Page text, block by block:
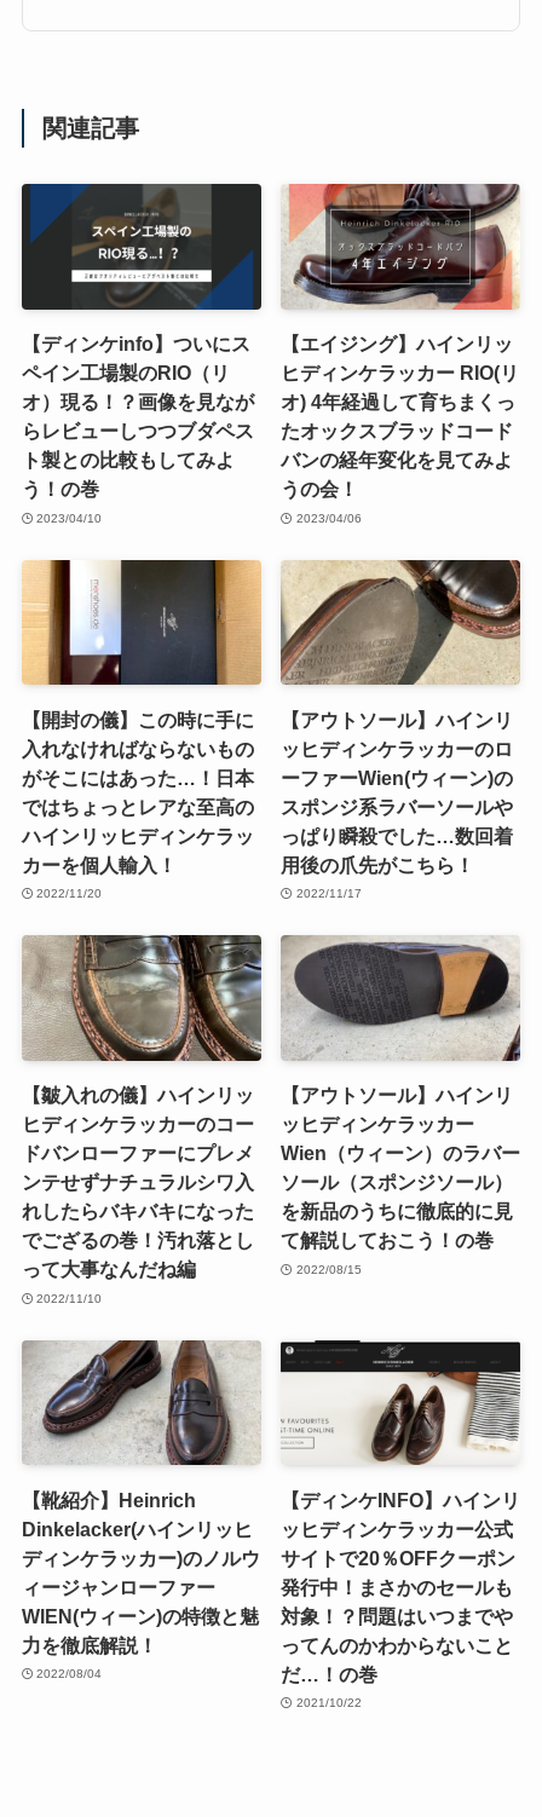
関連記事
【ディンケinfo】ついにス
ペイン工場製のRIO（リ
オ）現る！？画像を見なが
らレビューしつつブダペス
ト製との比較もしてみよ
う！の巻
2023/04/10
【エイジング】ハインリッ
ヒディンケラッカー RIO(リ
オ) 4年経過して育ちまくっ
たオックスブラッドコード
バンの経年変化を見てみよ
うの会！
2023/04/06
【開封の儀】この時に手に
入れなければならないもの
がそこにはあった…！日本
ではちょっとレアな至高の
ハインリッヒディンケラッ
カーを個人輸入！
2022/11/20
【アウトソール】ハインリ
ッヒディンケラッカーのロ
ーファーWien(ウィーン)の
スポンジ系ラバーソールや
っぱり瞬殺でした…数回着
用後の爪先がこちら！
2022/11/17
【皺入れの儀】ハインリッ
ヒディンケラッカーのコー
ドバンローファーにプレメ
ンテせずナチュラルシワ入
れしたらバキバキになった
でござるの巻！汚れ落とし
って大事なんだね編
2022/11/10
【アウトソール】ハインリ
ッヒディンケラッカー
Wien（ウィーン）のラバー
ソール（スポンジソール）
を新品のうちに徹底的に見
て解説しておこう！の巻
2022/08/15
【靴紹介】Heinrich
Dinkelacker(ハインリッヒ
ディンケラッカー)のノルウ
ィージャンローファー
WIEN(ウィーン)の特徴と魅
力を徹底解説！
2022/08/04
【ディンケINFO】ハインリ
ッヒディンケラッカー公式
サイトで20％OFFクーポン
発行中！まさかのセールも
対象！？問題はいつまでや
ってんのかわからないこと
だ…！の巻
2021/10/22